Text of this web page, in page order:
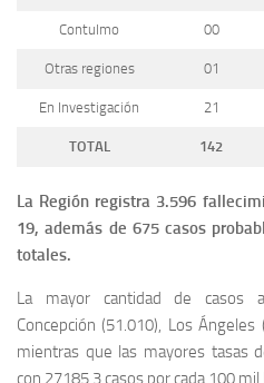
Contulmo 00
Otras regiones 01
En Investigación 21
TOTAL 142
La Región registra 3.596
19, además de 675 casos
totales.
La mayor cantidad de casos
Concepción (51.010), Los
mientras que las mayores tasas
con 27185,3 casos por cada 100